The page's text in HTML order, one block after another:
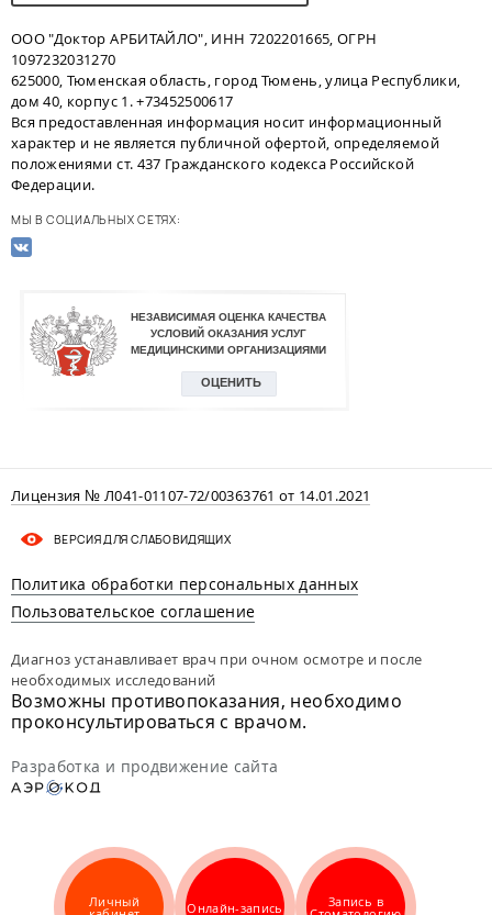
ООО "Доктор АРБИТАЙЛО", ИНН 7202201665, ОГРН
1097232031270
625000, Тюменская область, город Тюмень, улица Республики,
дом 40, корпус 1. +73452500617
Вся предоставленная информация носит информационный
характер и не является публичной офертой, определяемой
положениями ст. 437 Гражданского кодекса Российской
Федерации.
МЫ В СОЦИАЛЬНЫХ СЕТЯХ:
Лицензия № Л041-01107-72/00363761 от 14.01.2021
ВЕРСИЯ ДЛЯ СЛАБОВИДЯЩИХ
Политика обработки персональных данных
Пользовательское соглашение
Диагноз устанавливает врач при очном осмотре и после
необходимых исследований
Возможны противопоказания, необходимо
проконсультироваться с врачом.
Разработка и продвижение сайта
Личный Онлайн-запись Запись в